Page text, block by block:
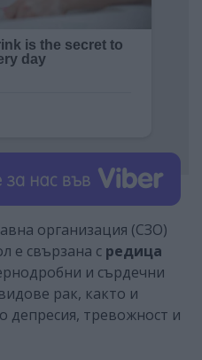
организация (СЗО)
е свързана с редица
и сърдечни
рак, както и
депресия, тревожност и